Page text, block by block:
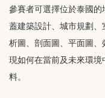
參賽者可選擇位於泰國
蓋建築設計、城市規劃
析圖、剖面圖、平面圖
現如何在當前及未來環境
料。